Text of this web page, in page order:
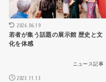
2026.06.19
若者が集う話題の展示館 歴史と文
化を体感
ニュース記事
2023.11.13